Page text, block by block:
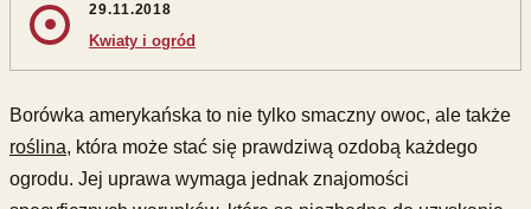
29.11.2018
Kwiaty i ogród
Borówka amerykańska to nie tylko smaczny owoc, ale także
roślina, która może stać się prawdziwą ozdobą każdego
ogrodu. Jej uprawa wymaga jednak znajomości